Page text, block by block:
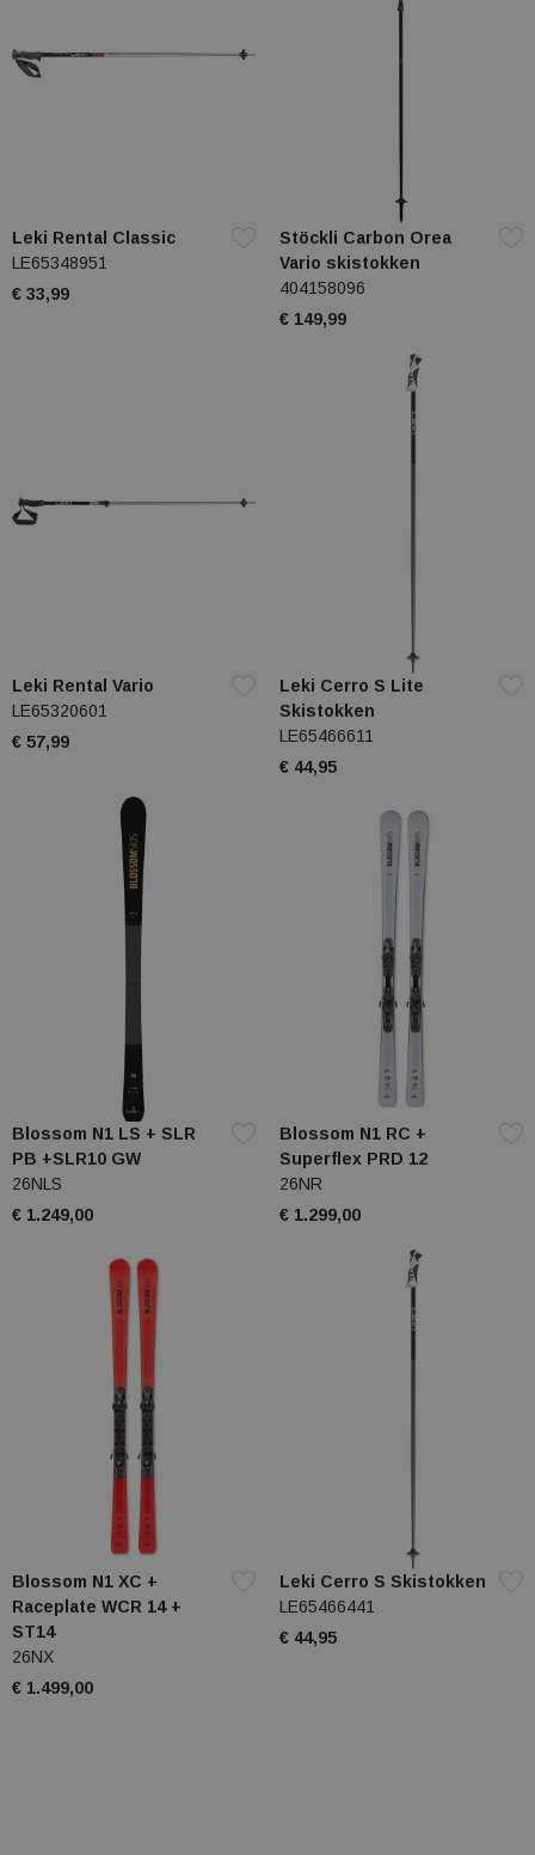
Leki Rental Classic
LE65348951
€ 33,99
Stöckli Carbon Orea
Vario skistokken
404158096
€ 149,99
Leki Rental Vario
LE65320601
€ 57,99
Leki Cerro S Lite
Skistokken
LE65466611
€ 44,95
Blossom N1 LS + SLR
PB +SLR10 GW
26NLS
€ 1.249,00
Blossom N1 RC +
Superflex PRD 12
26NR
€ 1.299,00
Blossom N1 XC +
Raceplate WCR 14 +
ST14
26NX
€ 1.499,00
Leki Cerro S Skistokken
LE65466441
€ 44,95